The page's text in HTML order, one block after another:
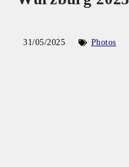
31/05/2025 Photos